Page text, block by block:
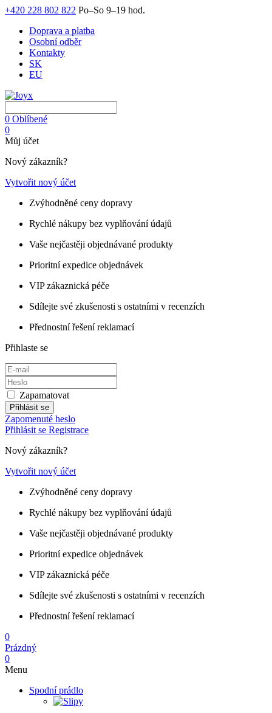
+420 228 802 822 Po–So 9–19 hod.
Doprava a platba
Osobní odběr
Kontakty
SK
EU
0 Oblíbené
0
Můj účet
Nový zákazník?
Vytvořit nový účet
Zvýhodněné ceny dopravy
Rychlé nákupy bez vyplňování údajů
Vaše nejčastěji objednávané produkty
Prioritní expedice objednávek
VIP zákaznická péče
Sdílejte své zkušenosti s ostatními v recenzích
Přednostní řešení reklamací
Přihlaste se
Zapamatovat
Přihlásit se
Zapomenuté heslo
Přihlásit se Registrace
Nový zákazník?
Vytvořit nový účet
Zvýhodněné ceny dopravy
Rychlé nákupy bez vyplňování údajů
Vaše nejčastěji objednávané produkty
Prioritní expedice objednávek
VIP zákaznická péče
Sdílejte své zkušenosti s ostatními v recenzích
Přednostní řešení reklamací
0
Prázdný
0
Menu
Spodní prádlo